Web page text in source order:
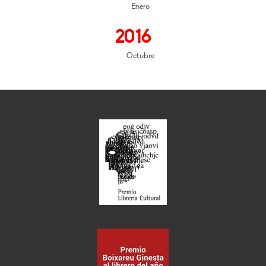
Enero
2016
Octubre